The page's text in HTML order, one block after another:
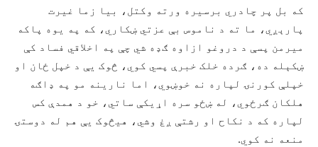
که بل پر چادري برسیره ورته وکتل، بیا زما غیرت
پارېږي، ما ته د ناموس بې عزتي ښکاري، که په یوه پاکه
میرمن پسې د دروغو ازاوه ګډه شي چې په اخلاقي فساد کې
ښکېله ده، ګرده خلک خبرې پسي کوي، څوک يې د خپل ځان او
خپلې کورنۍ لپاره نه خوښوي، اما نارینه مو په ډاګه
هلکان ګرځوي، له ښځو سره اړیکې ساتي، خو د همدې کس
لپاره که د نکاح او رشتې ږغ وشي، هيڅوک يې هم له دوستۍ
منعه نه کوي.